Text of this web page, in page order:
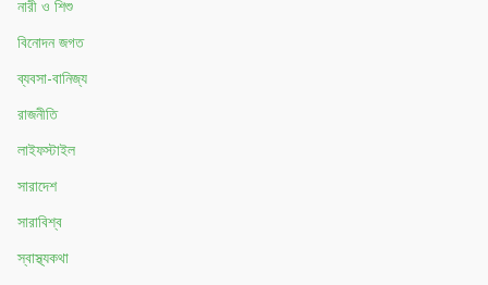
নারী ও শিশু
বিনোদন জগত
ব্যবসা-বানিজ্য
রাজনীতি
লাইফস্টাইল
সারাদেশ
সারাবিশ্ব
স্বাস্থ্যকথা